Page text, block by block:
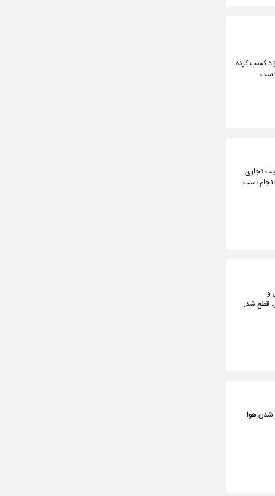
کسب کرده
دست
تجاری
است.
و
قطع شد.
شدن هوا